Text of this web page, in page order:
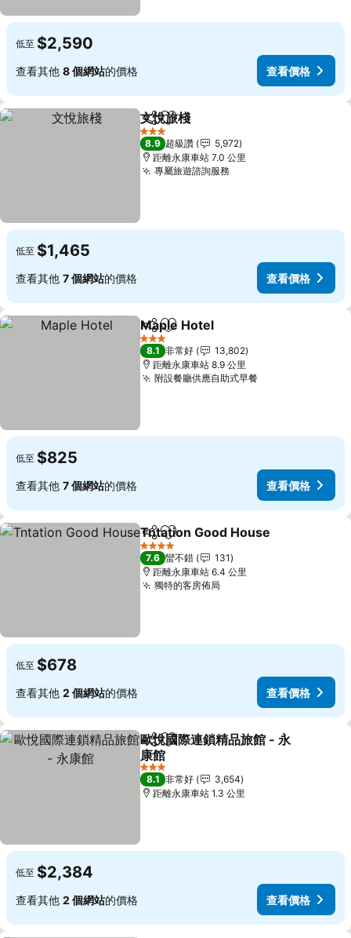
低至 $2,590
查看其他 8 個網站的價格 查看價格
分享 加入我的最愛
文悅旅棧
3 星級
8.9 超級讚
5,972
距離永康車站 7.0 公里
專屬旅遊諮詢服務
低至 $1,465
查看其他 7 個網站的價格 查看價格
分享 加入我的最愛
Maple Hotel
3 星級
8.1 非常好
13,802
距離永康車站 8.9 公里
附設餐廳供應自助式早餐
低至 $825
查看其他 7 個網站的價格 查看價格
分享 加入我的最愛
Tntation Good House
4 星級
7.6 蠻不錯
131
距離永康車站 6.4 公里
獨特的客房佈局
低至 $678
查看其他 2 個網站的價格 查看價格
分享 加入我的最愛
歐悅國際連鎖精品旅館 - 永
康館
3 星級
8.1 非常好
3,654
距離永康車站 1.3 公里
低至 $2,384
查看其他 2 個網站的價格 查看價格